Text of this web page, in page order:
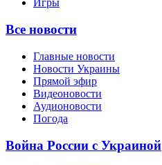
Игры
Все новости
Главные новости
Новости Украины
Прямой эфир
Видеоновости
Аудионовости
Погода
Война России с Украиной